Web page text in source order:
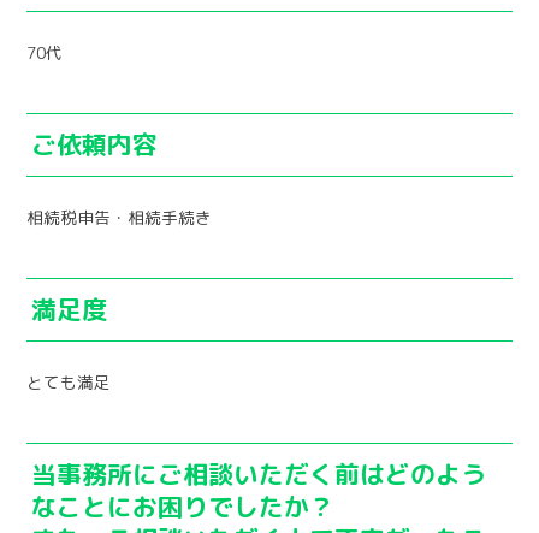
70代
ご依頼内容
相続税申告・相続手続き
満足度
とても満足
当事務所にご相談いただく前はどのよう
なことにお困りでしたか？